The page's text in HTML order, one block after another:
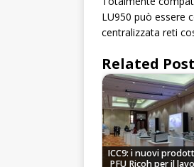
LU950 può essere
centralizzata reti
Related
ICC9: i nuovi
PFU Ricoh per il